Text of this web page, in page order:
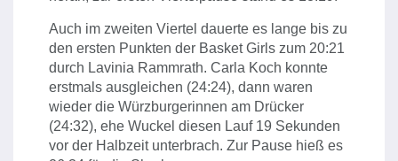
Auch im zweiten Viertel dauerte es lange bis zu
den ersten Punkten der Basket Girls zum 20:21
durch Lavinia Rammrath. Carla Koch konnte
erstmals ausgleichen (24:24), dann waren
wieder die Würzburgerinnen am Drücker
(24:32), ehe Wuckel diesen Lauf 19 Sekunden
vor der Halbzeit unterbrach. Zur Pause hieß es